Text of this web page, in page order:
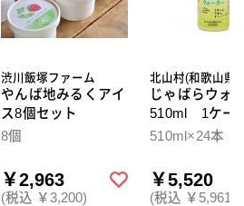
渋川飯塚ファーム
やんば地みるくアイ
ス8個セット
8個
￥2,963
(税込 ￥3,200)
北山村(和歌山県)
じゃばらウォ
510ml 1ケー
本入
510ml×24本
￥5,520
(税込 ￥5,961)